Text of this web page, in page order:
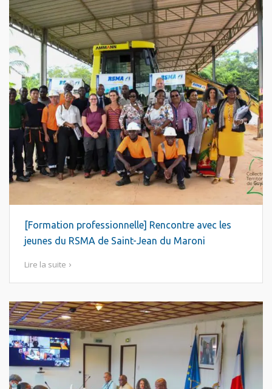
[Formation professionnelle] Rencontre avec les
jeunes du RSMA de Saint-Jean du Maroni
Lire la suite